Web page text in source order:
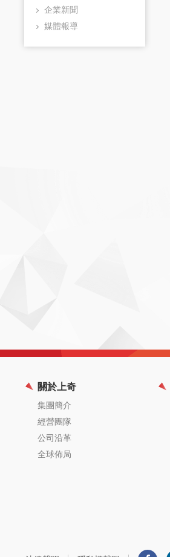
企業新聞
媒體報導
關於上奇
集團簡介
經營團隊
公司沿革
全球佈局